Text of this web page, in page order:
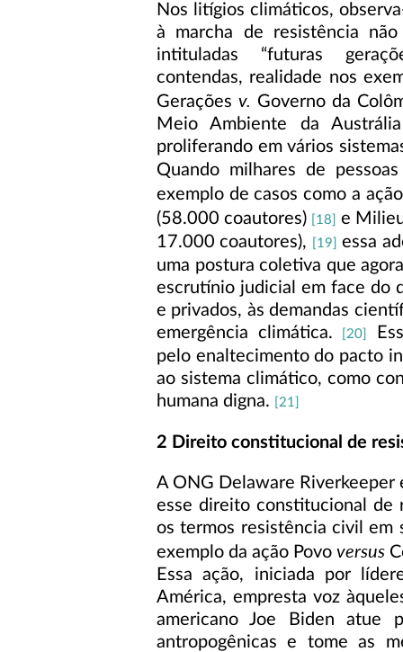
Nos litígios climáticos,
à marcha de resistência
intituladas “futuras
contendas, realidade nos
Gerações v. Governo da
Meio Ambiente da
proliferando em vários
Quando milhares de
exemplo de casos como a
(58.000 coautores)
[18]
e
17.000 coautores),
[19]
essa
uma postura coletiva que
escrutínio judicial em face do
e privados, às demandas
emergência climática.
[20]
pelo enaltecimento do pacto
ao sistema climático, como
humana digna.
[21]
2 Direito constitucional de
A ONG Delaware Riverkeeper
esse direito constitucional de
os termos resistência civil em
exemplo da ação Povo versus
Essa ação, iniciada por
América, empresta voz
americano Joe Biden atue
antropogênicas e tome as